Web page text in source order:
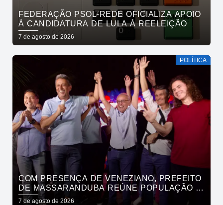
FEDERAÇÃO PSOL-REDE OFICIALIZA APOIO
À CANDIDATURA DE LULA À REELEIÇÃO
7 de agosto de 2026
POLÍTICA
COM PRESENÇA DE VENEZIANO, PREFEITO
DE MASSARANDUBA REÚNE POPULAÇÃO E
ANUNCIA APOIO A CÍCERO LUCENA
7 de agosto de 2026